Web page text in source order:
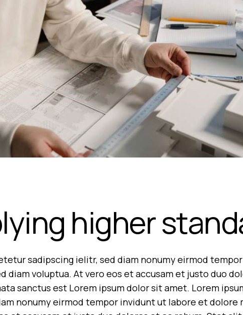
higher
sadipscing ielitr, sed diam nonumy eirmod
diam voluptua. At vero eos et accusam et justo duo
sanctus est Lorem ipsum dolor sit amet. Lorem
nonumy eirmod tempor invidunt ut labore et dolore